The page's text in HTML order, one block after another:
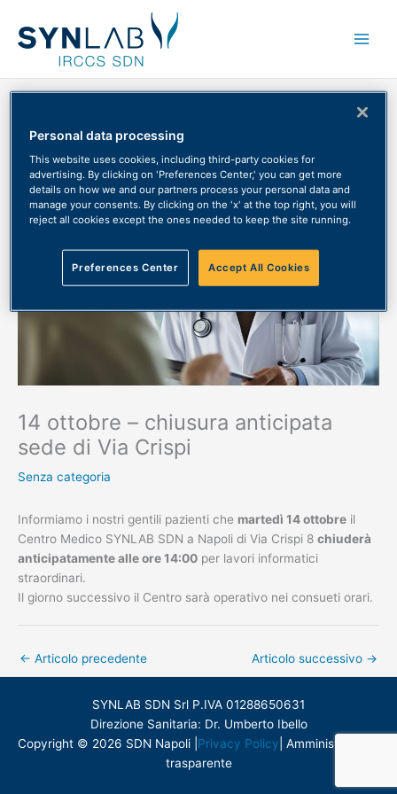
Senza categoria
14 ottobre – chiusura anticipata sede di Via Crispi
14 ottobre – chiusura anticipata
sede di Via Crispi
Senza categoria
Informiamo i nostri gentili pazienti che martedì 14 ottobre il
Centro Medico SYNLAB SDN a Napoli di Via Crispi 8 chiuderà
anticipatamente alle ore 14:00 per lavori informatici
straordinari.
Il giorno successivo il Centro sarà operativo nei consueti orari.
← Articolo precedente Articolo successivo →
SYNLAB SDN Srl P.IVA 01288650631
Direzione Sanitaria: Dr. Umberto Ibello
Copyright © 2026 SDN Napoli | Privacy Policy Amministrazione
trasparente
Personal data processing
This website uses cookies, including third-party cookies for
advertising. By clicking on 'Preferences Center,' you can get more
details on how we and our partners process your personal data and
manage your consents. By clicking on the 'x' at the top right, you will
reject all cookies except the ones needed to keep the site running.
Preferences Center Accept All Cookies